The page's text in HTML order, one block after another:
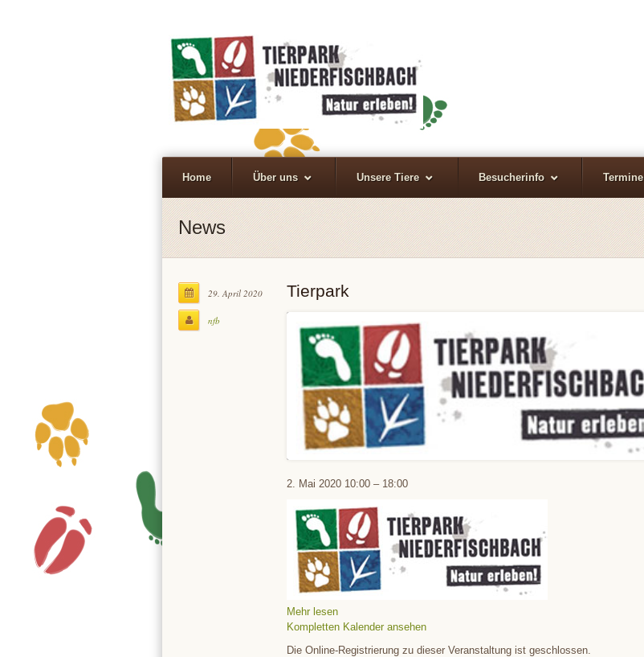
Home Über uns Unsere Tiere Besucherinfo Termine
News
29. April 2020
nfb
Tierpark
Tierpark
2. Mai 2020 10:00 – 18:00
Mehr lesen
Kompletten Kalender ansehen
Die Online-Registrierung zu dieser Veranstaltung ist geschlossen.